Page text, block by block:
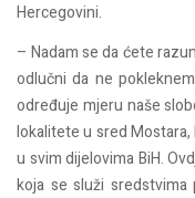
Hercegovini.
– Nadam se da ćete
odlučni da ne
određuje mjeru naše
lokalitete u sred
u svim dijelovima BiH.
koja se služi